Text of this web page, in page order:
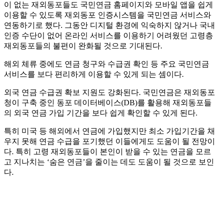
이 없는 재외동포들도 국민연금 홈페이지와 모바일 앱을 쉽게
이용할 수 있도록 재외동포 인증시스템을 국민연금 서비스와
연동하기로 했다. 그동안 디지털 환경에 익숙하지 않거나 국내
인증 수단이 없어 온라인 서비스를 이용하기 어려웠던 고령층
재외동포들의 불편이 완화될 것으로 기대된다.
해외 체류 중에도 연금 청구와 수급권 확인 등 주요 국민연금
서비스를 보다 편리하게 이용할 수 있게 되는 셈이다.
외국 연금 수급권 확보 지원도 강화된다. 국민연금은 재외동포
청이 구축 중인 동포 데이터베이스(DB)를 활용해 재외동포들
의 외국 연금 가입 기간을 보다 쉽게 확인할 수 있게 된다.
특히 미국 등 해외에서 연금에 가입했지만 최소 가입기간을 채
우지 못해 연금 수급을 포기했던 이들에게도 도움이 될 전망이
다. 특히 고령 재외동포들이 본인이 받을 수 있는 연금을 모르
고 지나치는 ‘숨은 연금’을 줄이는 데도 도움이 될 것으로 보인
다.